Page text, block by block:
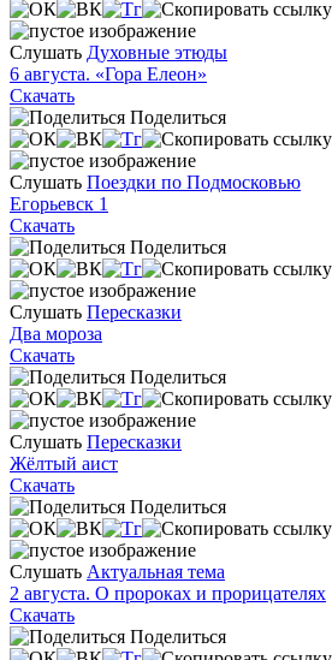
Слушать Духовные этюды
6 августа. «Гора Елеон»
Скачать
Поделиться
Слушать Поездки по Подмосковью
Егорьевск 1
Скачать
Поделиться
Слушать Пересказки
Два мороза
Скачать
Поделиться
Слушать Пересказки
Жёлтый аист
Скачать
Поделиться
Слушать Актуальная тема
2 августа. О пророках и прорицателях
Скачать
Поделиться